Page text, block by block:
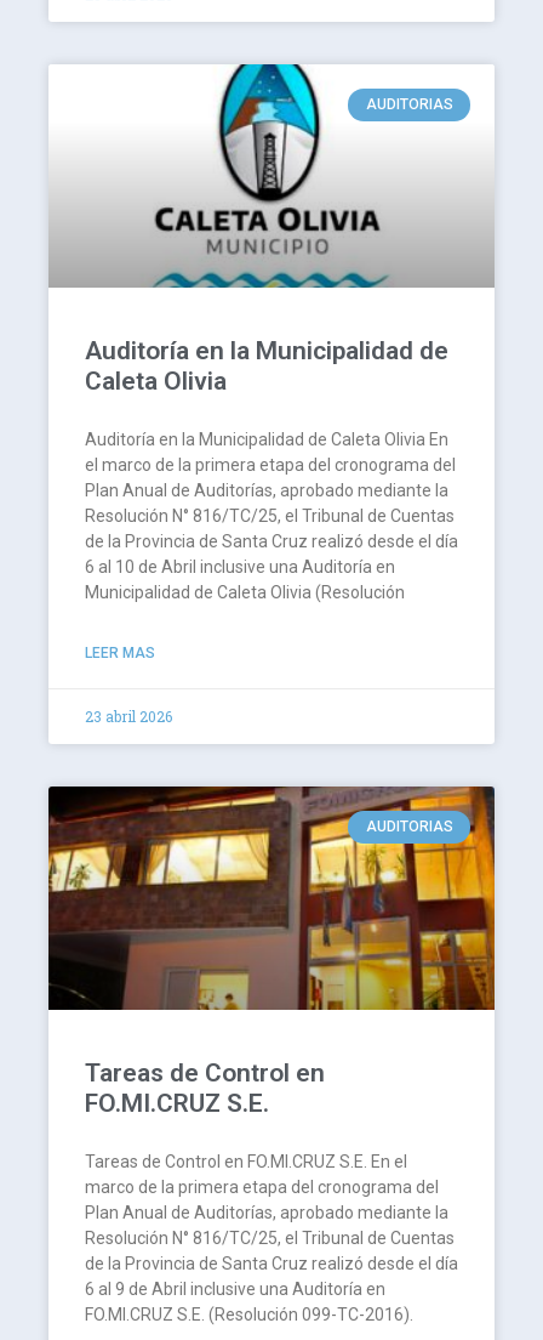
AUDITORIAS
Auditoría en la Municipalidad de
Caleta Olivia
Auditoría en la Municipalidad de Caleta Olivia En
el marco de la primera etapa del cronograma del
Plan Anual de Auditorías, aprobado mediante la
Resolución N° 816/TC/25, el Tribunal de Cuentas
de la Provincia de Santa Cruz realizó desde el día
6 al 10 de Abril inclusive una Auditoría en
Municipalidad de Caleta Olivia (Resolución
LEER MAS
23 abril 2026
AUDITORIAS
Tareas de Control en
FO.MI.CRUZ S.E.
Tareas de Control en FO.MI.CRUZ S.E. En el
marco de la primera etapa del cronograma del
Plan Anual de Auditorías, aprobado mediante la
Resolución N° 816/TC/25, el Tribunal de Cuentas
de la Provincia de Santa Cruz realizó desde el día
6 al 9 de Abril inclusive una Auditoría en
FO.MI.CRUZ S.E. (Resolución 099-TC-2016).